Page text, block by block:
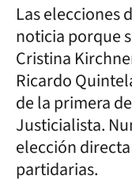
Las elecciones
noticia porque
Cristina
Ricardo
de la primera
Justicialista.
elección
partidarias.